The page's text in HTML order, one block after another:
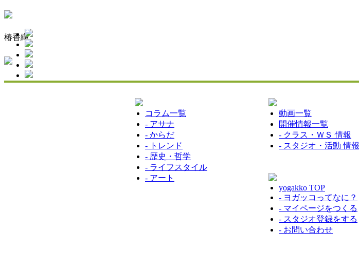
椿香織
コラム一覧
- アサナ
- からだ
- トレンド
- 歴史・哲学
- ライフスタイル
- アート
動画一覧
開催情報一覧
- クラス・ＷＳ 情報
- スタジオ・活動 情報
yogakko TOP
- ヨガッコってなに？
- マイページをつくる
- スタジオ登録をする
- お問い合わせ